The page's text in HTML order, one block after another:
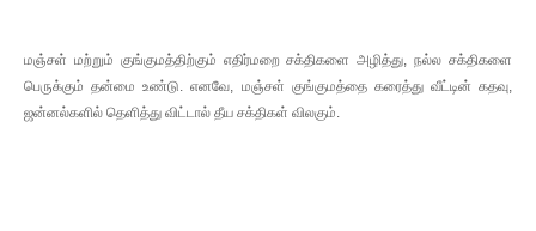
மஞ்சள் மற்றும் குங்குமத்திற்கும் எதிர்மறை சக்திகளை அழித்து, நல்ல சக்திகளை
பெருக்கும் தன்மை உண்டு. எனவே, மஞ்சள் குங்குமத்தை கரைத்து வீட்டின் கதவு,
ஜன்னல்களில் தெளித்து விட்டால் தீய சக்திகள் விலகும்.